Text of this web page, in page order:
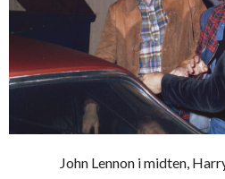
John Lennon i midten,